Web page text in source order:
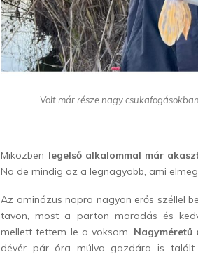
Volt már része nagy
Miközben legelső alkalommal már
Na de mindig az a legnagyobb, ami
Az ominózus napra nagyon erős széllel
tavon, most a parton maradás és
mellett tettem le a voksom. Nagyméretű
dévér pár óra múlva gazdára is